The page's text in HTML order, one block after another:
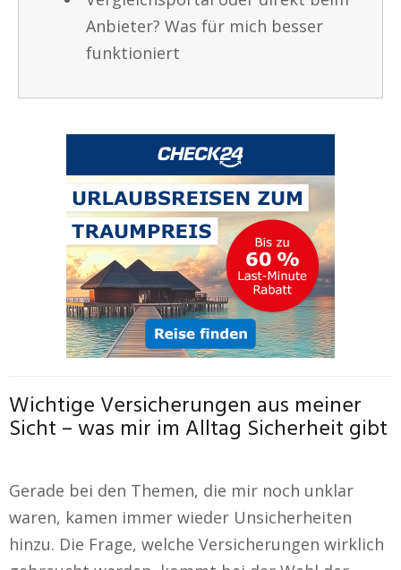
Anbieter? Was für mich besser
funktioniert
Wichtige Versicherungen aus meiner
Sicht – was mir im Alltag Sicherheit gibt
Gerade bei den Themen, die mir noch unklar
waren, kamen immer wieder Unsicherheiten
hinzu. Die Frage, welche Versicherungen wirklich